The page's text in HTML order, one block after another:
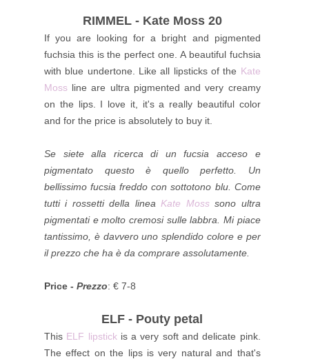
RIMMEL - Kate Moss 20
If you are looking for a bright and pigmented
fuchsia this is the perfect one. A beautiful fuchsia
with blue undertone. Like all lipsticks of the Kate
Moss line are ultra pigmented and very creamy
on the lips. I love it, it's a really beautiful color
and for the price is absolutely to buy it
Se siete alla ricerca di un fucsia acceso e
pigmentato questo è quello perfetto. Un
bellissimo fucsia freddo con sottotono blu. Come
tutti i rossetti della linea Kate Mosssono ultra
pigmentati e molto cremosi sulle labbra. Mi piace
tantissimo, è davvero uno splendido colore e per
il prezzo che ha è da comprare assolutamente.
Price - Prezzo: € 7-8
ELF - Pouty petal
This ELF lipstickis a very soft and delicate pink.
The effect on the lips is very natural and that's